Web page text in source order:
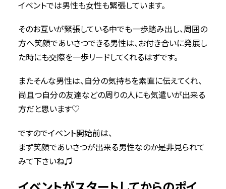
イベントでは男性も女性も緊張しています。
そのお互いが緊張している中でも一歩踏み出し、周囲の
方へ笑顔であいさつできる男性は、お付き合いに発展し
た時にも交際を一歩リードしてくれるはずです。
またそんな男性は、自分の気持ちを素直に伝えてくれ、
尚且つ自分の友達などの周りの人にも気遣いが出来る
方だと思います♡
ですのでイベント開始前は、
まず笑顔であいさつが出来る男性なのか是非見られて
みて下さいね♫